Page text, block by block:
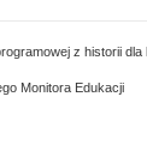
z historii
Monitora Edukacji